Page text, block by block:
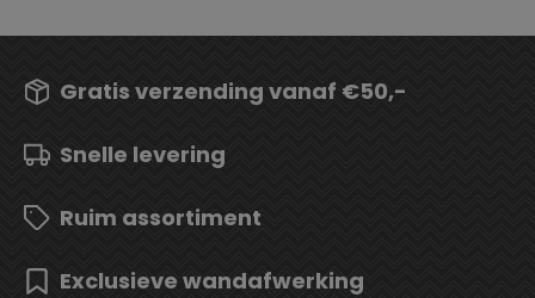
Gratis verzending vanaf €50,-
Snelle levering
Ruim assortiment
Exclusieve wandafwerking